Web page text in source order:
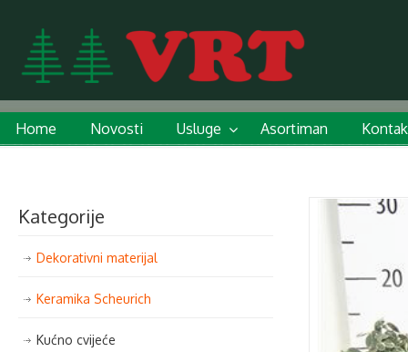
Home Novosti Usluge Asortiman
Kategorije
Dekorativni materijal
Keramika Scheurich
Kućno cvijeće